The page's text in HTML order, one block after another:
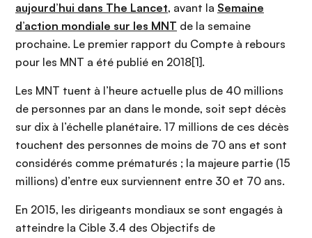
aujourd’hui dans The Lancet, avant la Semaine
d’action mondiale sur les MNT de la semaine
prochaine. Le premier rapport du Compte à rebours
pour les MNT a été publié en 2018[1].
Les MNT tuent à l’heure actuelle plus de 40 millions
de personnes par an dans le monde, soit sept décès
sur dix à l’échelle planétaire. 17 millions de ces décès
touchent des personnes de moins de 70 ans et sont
considérés comme prématurés ; la majeure partie (15
millions) d’entre eux surviennent entre 30 et 70 ans.
En 2015, les dirigeants mondiaux se sont engagés à
atteindre la Cible 3.4 des Objectifs de